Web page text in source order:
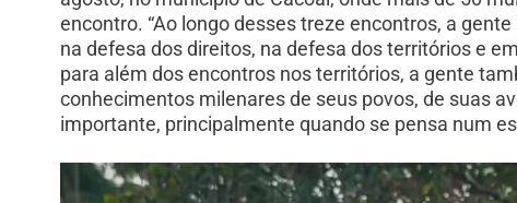
encontro. “Ao longo desses treze encontros, a
na defesa dos direitos, na defesa dos territórios e
para além dos encontros nos territórios, a gente
conhecimentos milenares de seus povos, de suas
importante, principalmente quando se pensa num